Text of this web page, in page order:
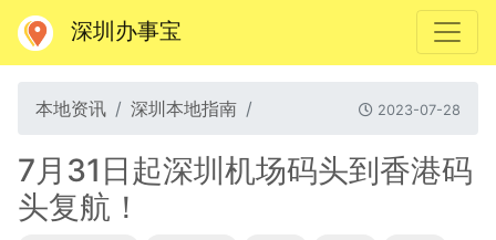
深圳办事宝
本地资讯 深圳本地指南 2023-07-28
7月31日起深圳机场码头到香港码
头复航！